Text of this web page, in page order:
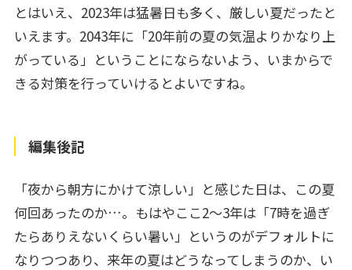
とはいえ、2023年は猛暑日も多く、厳しい夏だったと
いえます。2043年に「20年前の夏の気温よりかなり上
がっている」ということにならないよう、いまからで
きる対策を行っていけるとよいですね。
編集後記
「夜から朝方にかけて涼しい」と感じた日は、この夏
何回あったのか…。もはやここ2～3年は「7時を過ぎ
たらありえないくらい暑い」というのがデフォルトに
なりつつあり、来年の夏はどうなってしまうのか、い